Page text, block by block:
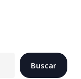
Buscar